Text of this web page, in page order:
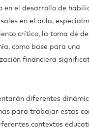
en el desarrollo de
en el aula,
crítico, la toma de
como base para una
financiera
diferentes
para trabajar estas
contextos